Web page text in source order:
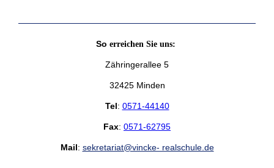
So erreichen Sie uns:
Zähringerallee 5
32425 Minden
Tel: 0571-44140
Fax: 0571-62795
Mail: sekretariat@vincke- realschule.de